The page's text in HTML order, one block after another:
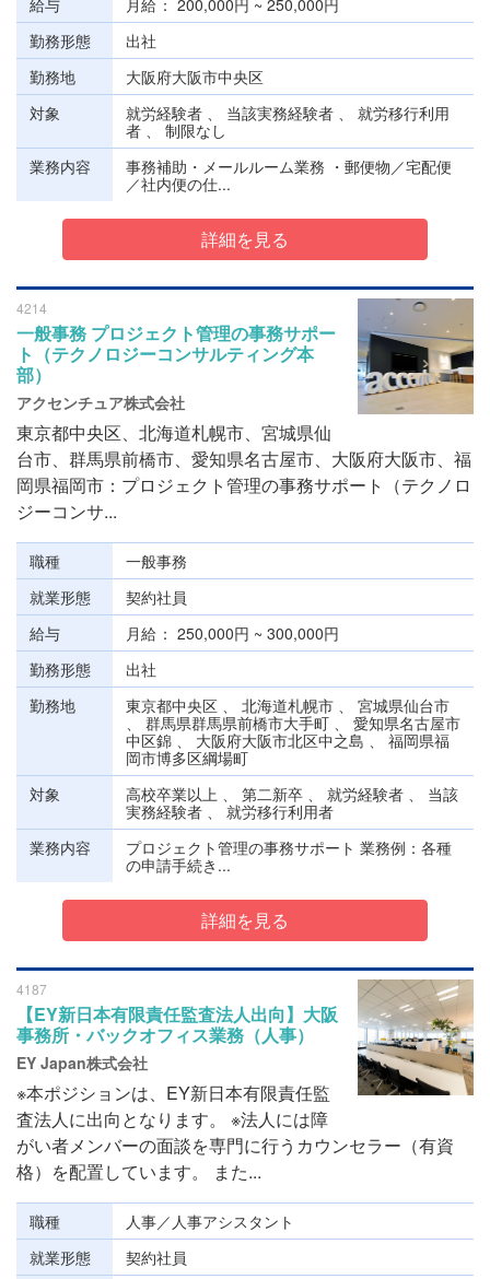
給与 月給
200,000円 ~ 250,000円
勤務形態
出社
勤務地
大阪府大阪市中央区
対象
就労経験者 、 当該実務経験者 、 就労移行利用
者 、 制限なし
業務内容
事務補助・メールルーム業務 ・郵便物／宅配便
／社内便の仕...
詳細を見る
4214
一般事務 プロジェクト管理の事務サポー
ト（テクノロジーコンサルティング本
部）
アクセンチュア株式会社
東京都中央区、北海道札幌市、宮城県仙
台市、群馬県前橋市、愛知県名古屋市、大阪府大阪市、福
岡県福岡市：プロジェクト管理の事務サポート（テクノロ
ジーコンサ...
職種
一般事務
就業形態
契約社員
給与
月給
250,000円 ~ 300,000円
勤務形態
出社
勤務地
東京都中央区 、 北海道札幌市 、 宮城県仙台市
、 群馬県群馬県前橋市大手町 、 愛知県名古屋市
中区錦 、 大阪府大阪市北区中之島 、 福岡県福
岡市博多区綱場町
対象
高校卒業以上 、 第二新卒 、 就労経験者 、 当該
実務経験者 、 就労移行利用者
業務内容
プロジェクト管理の事務サポート 業務例：各種
の申請手続き...
詳細を見る
4187
【EY新日本有限責任監査法人出向】大阪
事務所・バックオフィス業務（人事）
EY Japan株式会社
※本ポジションは、EY新日本有限責任監
査法人に出向となります。 ※法人には障
がい者メンバーの面談を専門に行うカウンセラー（有資
格）を配置しています。 また...
職種
人事／人事アシスタント
就業形態
契約社員